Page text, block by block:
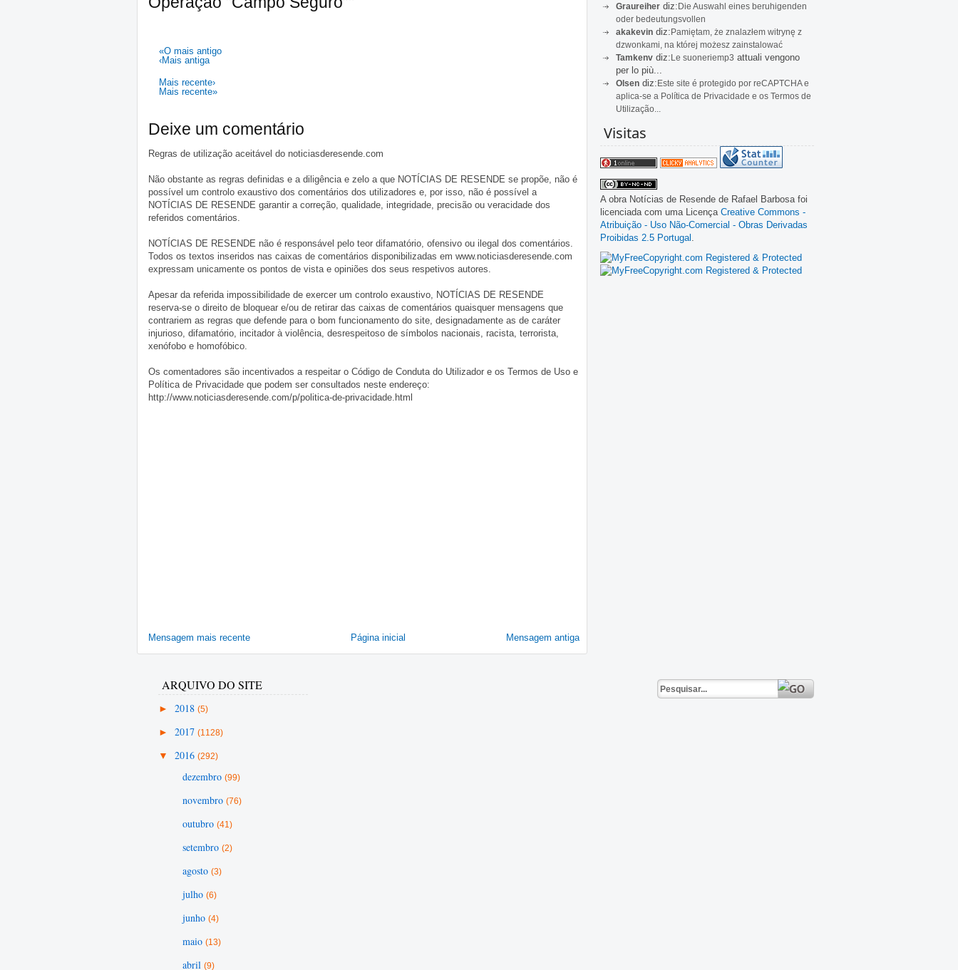
«O mais antigo
‹Mais antiga
Mais recente›
Mais recente»
Deixe um comentário
Regras de utilização aceitável do noticiasderesende.com
Não obstante as regras definidas e a diligência e zelo a que NOTÍCIAS DE RESENDE se propõe, não é
possível um controlo exaustivo dos comentários dos utilizadores e, por isso, não é possível a
NOTÍCIAS DE RESENDE garantir a correção, qualidade, integridade, precisão ou veracidade dos
referidos comentários.
NOTÍCIAS DE RESENDE não é responsável pelo teor difamatório, ofensivo ou ilegal dos comentários.
Todos os textos inseridos nas caixas de comentários disponibilizadas em www.noticiasderesende.com
expressam unicamente os pontos de vista e opiniões dos seus respetivos autores.
Apesar da referida impossibilidade de exercer um controlo exaustivo, NOTÍCIAS DE RESENDE
reserva-se o direito de bloquear e/ou de retirar das caixas de comentários quaisquer mensagens que
contrariem as regras que defende para o bom funcionamento do site, designadamente as de caráter
injurioso, difamatório, incitador à violência, desrespeitoso de símbolos nacionais, racista, terrorista,
xenófobo e homofóbico.
Os comentadores são incentivados a respeitar o Código de Conduta do Utilizador e os Termos de Uso e
Política de Privacidade que podem ser consultados neste endereço:
http://www.noticiasderesende.com/p/politica-de-privacidade.html
Mensagem mais recente Mensagem antiga
Página inicial
Graureiher diz:Die Auswahl eines beruhigenden
oder bedeutungsvollen
akakevin diz:Pamiętam, że znalazłem witrynę z
dzwonkami, na której możesz zainstalować
Tamkenv diz:Le suoneriemp3 attuali vengono
per lo più...
Olsen diz:Este site é protegido por reCAPTCHA e
aplica-se a Política de Privacidade e os Termos de
Utilização...
Visitas
A obra Notícias de Resende de Rafael Barbosa foi
licenciada com uma Licença Creative Commons -
Atribuição - Uso Não-Comercial - Obras Derivadas
Proibidas 2.5 Portugal
ARQUIVO DO SITE
► 2018 (5)
► 2017 (1128)
▼ 2016 (292)
dezembro (99)
novembro (76)
outubro (41)
setembro (2)
agosto (3)
julho (6)
junho (4)
maio (13)
abril (9)